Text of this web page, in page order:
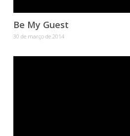
Be My Guest
30 de março de 2014